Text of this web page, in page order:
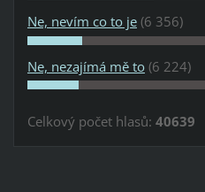
Ne, nevím co to je (6 356)
Ne, nezajímá mě to (6 224)
Celkový počet hlasů: 40639